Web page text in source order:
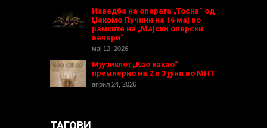
Изведба на операта „Тоска“ од
Џакомо Пучини на 16 мај во
рамките на „Мајски оперски
вечери“
мај 12, 2026
Мјузиклот „Као какао“
премиерно на 2 и 3 јуни во МНТ
април 24, 2026